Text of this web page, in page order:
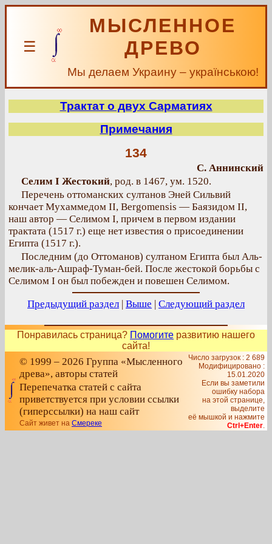
☰
МЫСЛЕННОЕ
ДРЕВО
Мы делаем Украину – українською!
Трактат о двух Сарматиях
Примечания
134
С. Аннинский
Селим I Жестокий, род. в 1467, ум. 1520.
Перечень оттоманских султанов Эней Сильвий
кончает Мухаммедом II, Bergomensis — Баязидом II,
наш автор — Селимом I, причем в первом издании
трактата (1517 г.) еще нет известия о присоединении
Египта (1517 г.).
Последним (до Оттоманов) султаном Египта был Аль-
мелик-аль-Ашраф-Туман-бей. После жестокой борьбы с
Селимом I он был побежден и повешен Селимом.
Предыдущий раздел | Выше | Следующий раздел
Понравилась страница? Помогите развитию нашего
сайта!
© 1999 – 2026 Группа «Мысленного
древа», авторы статей
Перепечатка статей с сайта
приветствуется при условии ссылки
(гиперссылки) на наш сайт
Сайт живет на Смереке
Число загрузок : 2 689
Модифицировано :
15.01.2020
Если вы заметили
ошибку набора
на этой странице,
выделите
её мышкой и нажмите
Ctrl+Enter.